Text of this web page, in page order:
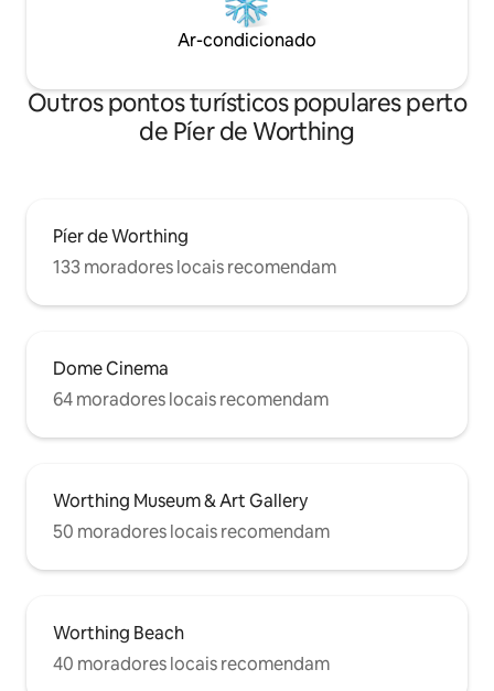
Ar-condicionado
Outros pontos turísticos populares perto
de Píer de Worthing
Píer de Worthing
133 moradores locais recomendam
Dome Cinema
64 moradores locais recomendam
Worthing Museum & Art Gallery
50 moradores locais recomendam
Worthing Beach
40 moradores locais recomendam